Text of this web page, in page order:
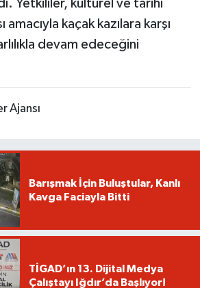
Yetkililer, kültürel ve tarihi
amacıyla kaçak kazılara karşı
devam edeceğini
Ajansı
Barışmak İçin Buluştular, Kanlı
Kavga Faciayla Bitti
TİGAD’ın 13. Dijital Medya
Çalıştayı Iğdır’da Başlıyor!